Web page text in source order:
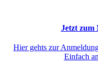
Jetzt zum
Hier gehts zur
Einfach